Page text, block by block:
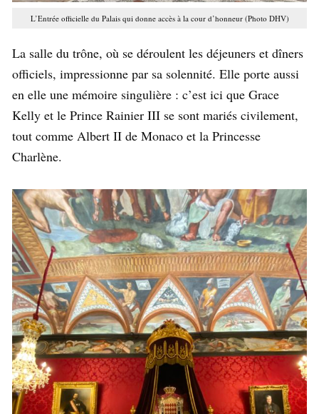
L’Entrée officielle du Palais qui donne accès à la cour d’honneur (Photo DHV)
La salle du trône, où se déroulent les déjeuners et dîners
officiels, impressionne par sa solennité. Elle porte aussi
en elle une mémoire singulière : c’est ici que Grace
Kelly et le Prince Rainier III se sont mariés civilement,
tout comme Albert II de Monaco et la Princesse
Charlène.